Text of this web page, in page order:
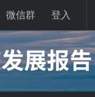
微信群 登入